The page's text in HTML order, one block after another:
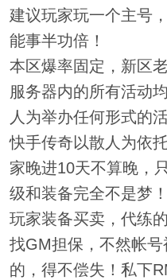
建议玩家玩一个主号
能事半功倍！
本区爆率固定，新区
服务器内的所有活动
人为举办任何形式的活
快手传奇以散人为依
家晚进10天不算晚，
级和装备完全不是梦！
玩家装备买卖，代练
找GM担保，不然帐
的，得不偿失！私下